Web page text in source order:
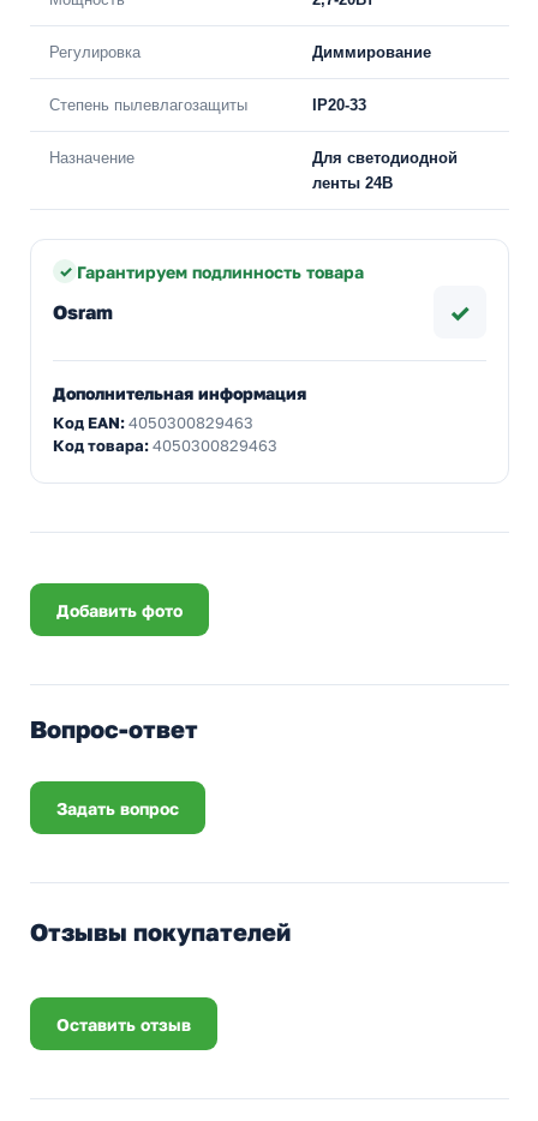
Регулировка Диммирование
Степень пылевлагозащиты IP20-33
Назначение
Для светодиодной
ленты 24В
Гарантируем подлинность товара
Osram ✓
Дополнительная информация
Код EAN:4050300829463
Код товара:4050300829463
Добавить фото
Вопрос-ответ
Задать вопрос
Отзывы покупателей
Оставить отзыв